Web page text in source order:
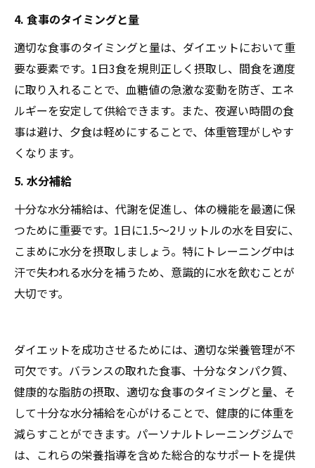
4. 食事のタイミングと量
適切な食事のタイミングと量は、ダイエットにおいて重
要な要素です。1日3食を規則正しく摂取し、間食を適度
に取り入れることで、血糖値の急激な変動を防ぎ、エネ
ルギーを安定して供給できます。また、夜遅い時間の食
事は避け、夕食は軽めにすることで、体重管理がしやす
くなります。
5. 水分補給
十分な水分補給は、代謝を促進し、体の機能を最適に保
つために重要です。1日に1.5〜2リットルの水を目安に、
こまめに水分を摂取しましょう。特にトレーニング中は
汗で失われる水分を補うため、意識的に水を飲むことが
大切です。
ダイエットを成功させるためには、適切な栄養管理が不
可欠です。バランスの取れた食事、十分なタンパク質、
健康的な脂肪の摂取、適切な食事のタイミングと量、そ
して十分な水分補給を心がけることで、健康的に体重を
減らすことができます。パーソナルトレーニングジムで
は、これらの栄養指導を含めた総合的なサポートを提供